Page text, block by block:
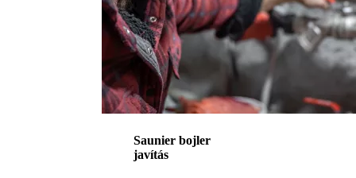
Saunier bojler
javítás